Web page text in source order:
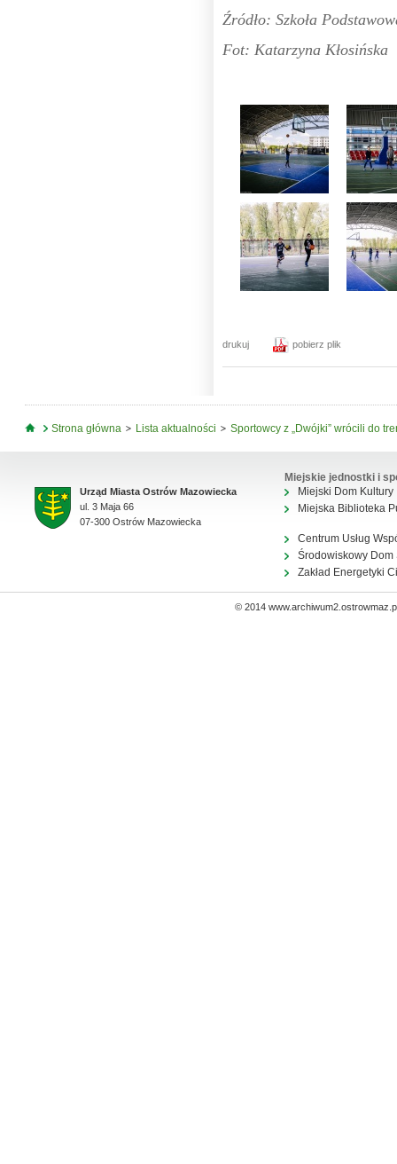
Źródło: Szkoła
Fot: Katarzyna Kłosińska
drukuj pobierz plik
Jesteś tutaj
Strona główna Lista aktualności Sportowcy z „Dwójki” wrócili do
Urząd Miasta Ostrów Mazowiecka
ul. 3 Maja 66
07-300 Ostrów Mazowiecka
Miejskie jednostki i
Miejski Dom Kultury
Miejska Biblioteka
Centrum Usług
Środowiskowy Dom
Zakład Energetyki
© 2014